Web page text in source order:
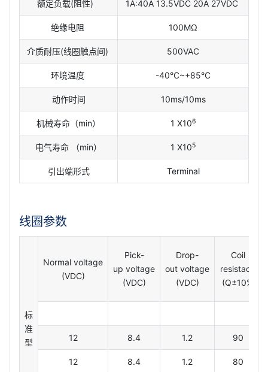
额定负载(阻性) 1A:40A 13.5VDC 20A 27VDC
绝缘电阻 100MΩ
介质耐压(线圈触点间) 500VAC
环境温度 -40°C~+85°C
动作时间 10ms/10ms
机械寿命（min） 1 X106
电气寿命 （min） 1 X105
引出端形式 Terminal
线圈参数
标
准
型
Normal voltage
(VDC)
Pick-
up voltage
(VDC)
Drop-
out voltage
(VDC)
Coil
resistace
(Q±10%)
12 8.4 1.2 90
12 8.4 1.2 80